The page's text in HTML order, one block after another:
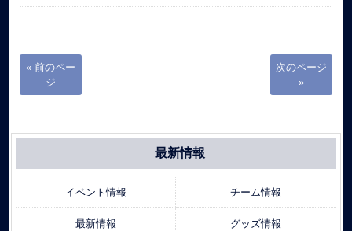
« 前のペー
ジ
次のページ
»
最新情報
イベント情報 チーム情報
最新情報 グッズ情報